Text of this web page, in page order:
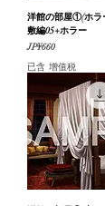
洋館の部屋①(ホラ
敷編05+ホラー
價格
JP¥660
已含 增值税